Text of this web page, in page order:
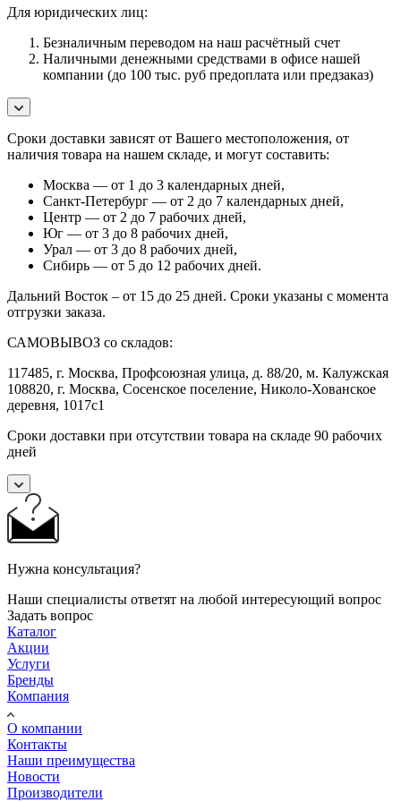
Для юридических лиц:
Безналичным переводом на наш расчётный счет
Наличными денежными средствами в офисе нашей
компании (до 100 тыс. руб предоплата или предзаказ)
Сроки доставки зависят от Вашего местоположения, от
наличия товара на нашем складе, и могут составить:
Москва — от 1 до 3 календарных дней,
Санкт-Петербург — от 2 до 7 календарных дней,
Центр — от 2 до 7 рабочих дней,
Юг — от 3 до 8 рабочих дней,
Урал — от 3 до 8 рабочих дней,
Сибирь — от 5 до 12 рабочих дней.
Дальний Восток – от 15 до 25 дней. Сроки указаны с момента
отгрузки заказа.
САМОВЫВОЗ со складов:
117485, г. Москва, Профсоюзная улица, д. 88/20, м. Калужская
108820, г. Москва, Сосенское поселение, Николо-Хованское
деревня, 1017с1
Сроки доставки при отсутствии товара на складе 90 рабочих
дней
Нужна консультация?
Наши специалисты ответят на любой интересующий вопрос
Задать вопрос
Каталог
Акции
Услуги
Бренды
Компания
О компании
Контакты
Наши преимущества
Новости
Производители